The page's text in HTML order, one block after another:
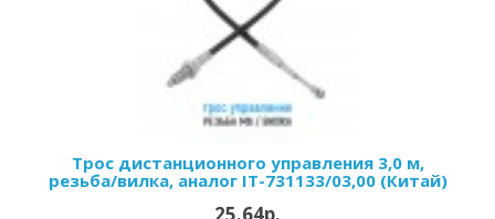
Трос дистанционного управления 3,0 м,
резьба/вилка, аналог IT-731133/03,00 (Китай)